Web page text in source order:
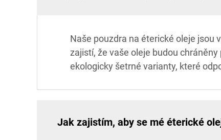
Naše pouzdra na éterické oleje jsou
zajistí, že vaše oleje budou
ekologicky šetrné varianty, které
Jak zajistím, aby se mé éterické